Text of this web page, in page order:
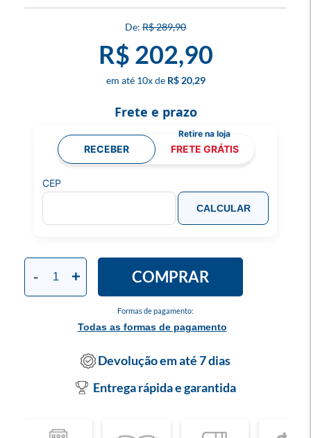
R$ 289,90
R$ 202,90
10x R$ 20,29
Formas de pagamento:
Todas as formas de pagamento
- + COMPRAR
Frete e prazo
RECEBER FRETE GRÁTIS
CEP
CALCULAR
Devolução em até 7 dias
Entrega rápida e garantida